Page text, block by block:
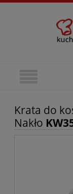
Krata do
Nakło